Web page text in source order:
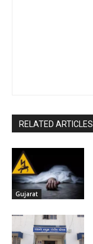
RELATED ARTICLES
Gujarat